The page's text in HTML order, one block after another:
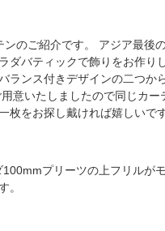
のご紹介です。 アジア最後
ダバティックで飾りをお作り
ランス付きデザインの二つか
意いたしましたので同じカー
枚をお探し戴ければ嬉しいで
プリーツの上フリルが
。